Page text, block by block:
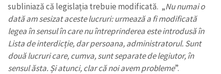
subliniază că legislația trebuie modificată. „Nu numai o
dată am sesizat aceste lucruri: urmează a fi modificată
legea în sensul în care nu întreprinderea este introdusă în
Lista de interdicție, dar persoana, administratorul. Sunt
două lucruri care, cumva, sunt separate de legiutor, în
sensul ăsta. Și atunci, clar că noi avem probleme”.